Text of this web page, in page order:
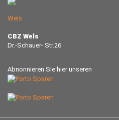
Wels
CBZ Wels
Dr.-Schauer- Str.26
Abnonnieren Sie hier unseren